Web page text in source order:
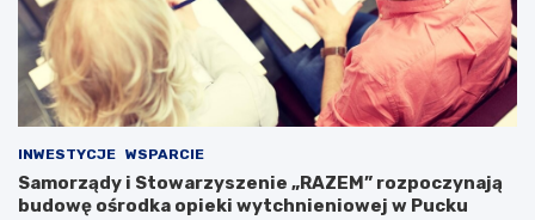
INWESTYCJE WSPARCIE
Samorządy i Stowarzyszenie „RAZEM” rozpoczynają
budowę ośrodka opieki wytchnieniowej w Pucku